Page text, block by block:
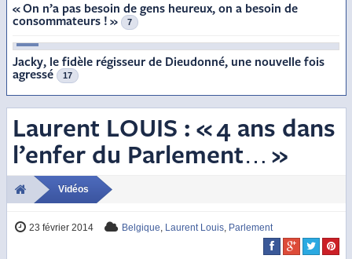
« On n’a pas besoin de gens heureux, on a besoin de
consommateurs ! »
7
Jacky, le fidèle régisseur de Dieudonné, une nouvelle fois
agressé
17
Laurent LOUIS : « 4 ans dans
l’enfer du Parlement… »
Vidéos
23 février 2014 Belgique Laurent Louis Parlement